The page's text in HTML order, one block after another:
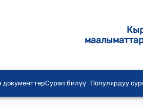
документтерСурап билүү Популярдуу